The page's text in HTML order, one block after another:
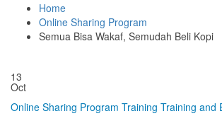
Home
Online Sharing Program
Semua Bisa Wakaf, Semudah Beli Kopi
13
Oct
Online Sharing Program Training Training and